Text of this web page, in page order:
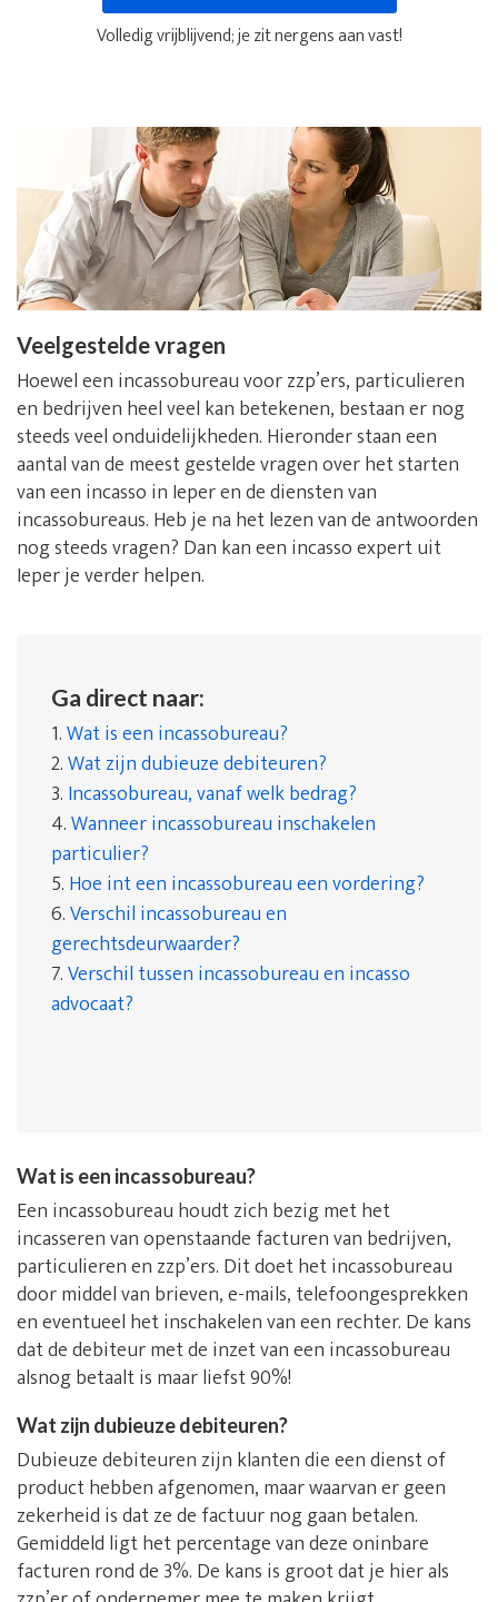
Volledig vrijblijvend; je zit nergens aan vast!
Veelgestelde vragen
Hoewel een incassobureau voor zzp’ers, particulieren
en bedrijven heel veel kan betekenen, bestaan er nog
steeds veel onduidelijkheden. Hieronder staan een
aantal van de meest gestelde vragen over het starten
van een incasso in Ieper en de diensten van
incassobureaus. Heb je na het lezen van de antwoorden
nog steeds vragen? Dan kan een incasso expert uit
Ieper je verder helpen.
Ga direct naar:
1.Wat is een incassobureau?
2.Wat zijn dubieuze debiteuren?
3. Incassobureau, vanaf welk bedrag?
4.Wanneer incassobureau inschakelen
particulier?
5. Hoe int een incassobureau een vordering?
6.Verschil incassobureau en
gerechtsdeurwaarder?
7.Verschil tussen incassobureau en incasso
advocaat?
Wat is een incassobureau?
Een incassobureau houdt zich bezig met het
incasseren van openstaande facturen van bedrijven,
particulieren en zzp’ers. Dit doet het incassobureau
door middel van brieven, e-mails, telefoongesprekken
en eventueel het inschakelen van een rechter. De kans
dat de debiteur met de inzet van een incassobureau
alsnog betaalt is maar liefst 90%!
Wat zijn dubieuze debiteuren?
Dubieuze debiteuren zijn klanten die een dienst of
product hebben afgenomen, maar waarvan er geen
zekerheid is dat ze de factuur nog gaan betalen.
Gemiddeld ligt het percentage van deze oninbare
facturen rond de 3%. De kans is groot dat je hier als